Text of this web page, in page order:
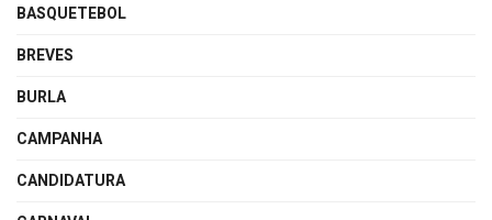
BASQUETEBOL
BREVES
BURLA
CAMPANHA
CANDIDATURA